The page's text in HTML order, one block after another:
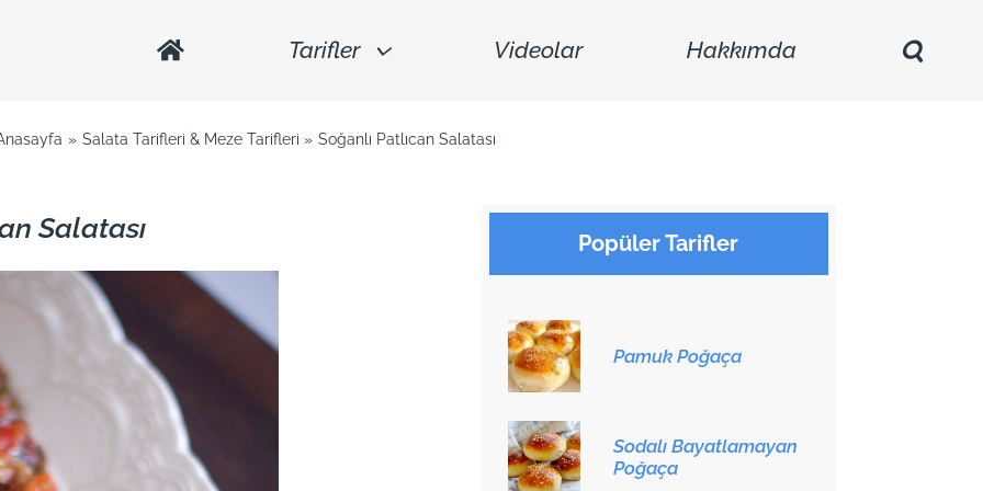
Tarifler Videolar Hakkımda
Salata Tarifleri & Meze Tarifleri Soğanlı Patlıcan Salatası
Salatası Popüler Tarifler
Pamuk Poğaça
Sodalı Bayatlamayan
Poğaça